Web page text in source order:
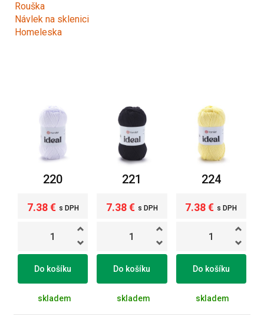
Rouška
Návlek na sklenici
Homeleska
220
7.38 € s DPH
Do košíku
skladem
221
7.38 € s DPH
Do košíku
skladem
224
7.38 € s DPH
Do košíku
skladem